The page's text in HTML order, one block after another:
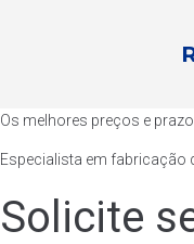
Os melhores preços e
Especialista em fabricação
Solicite